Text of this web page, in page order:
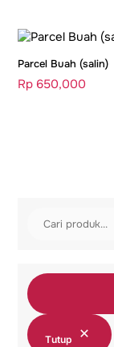
Parcel Buah (salin)
Rp 650,000
Tutup